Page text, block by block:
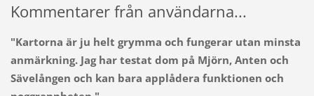
Kommentarer från användarna...
"Kartorna är ju helt grymma och fungerar utan minsta
anmärkning. Jag har testat dom på Mjörn, Anten och
Sävelången och kan bara applådera funktionen och